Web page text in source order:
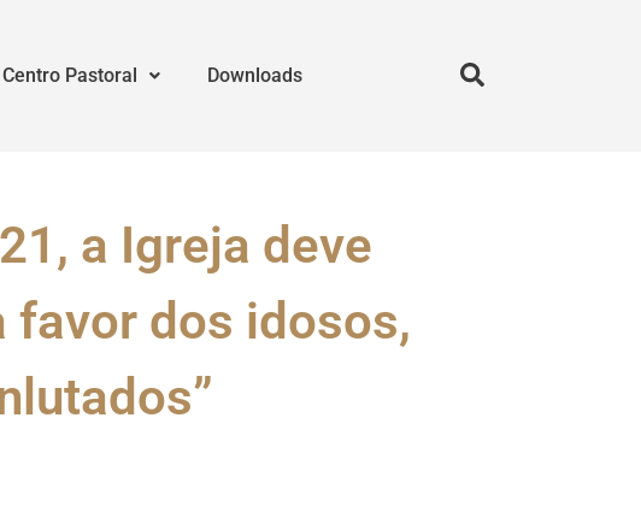
Centro Pastoral Downloads
a Igreja deve
favor dos idosos,